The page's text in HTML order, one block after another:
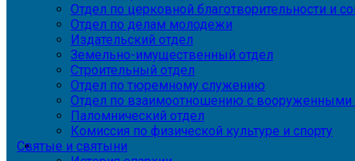
Отдел по церковной благотворительности и
Отдел по делам молодежи
Издательский отдел
Земельно-имущественный отдел
Строительный отдел
Отдел по тюремному служению
Отдел по взаимоотношению с вооруженными
Паломнический отдел
Комиссия по физической культуре и спорту
Святые и святыни